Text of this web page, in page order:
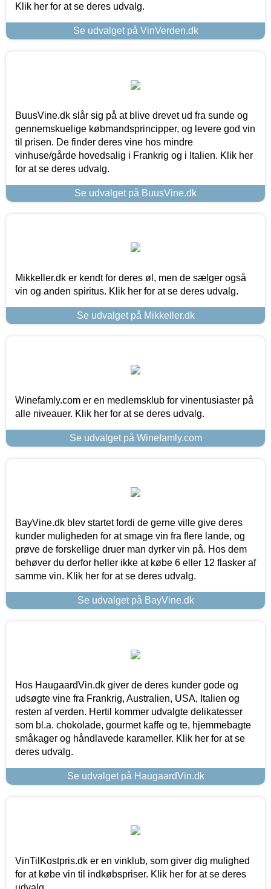
Klik her for at se deres udvalg.
Se udvalget på VinVerden.dk
BuusVine.dk slår sig på at blive drevet ud fra sunde og
gennemskuelige købmandsprincipper, og levere god vin
til prisen. De finder deres vine hos mindre
vinhuse/gårde hovedsalig i Frankrig og i Italien. Klik her
for at se deres udvalg.
Se udvalget på BuusVine.dk
Mikkeller.dk er kendt for deres øl, men de sælger også
vin og anden spiritus. Klik her for at se deres udvalg.
Se udvalget på Mikkeller.dk
Winefamly.com er en medlemsklub for vinentusiaster på
alle niveauer. Klik her for at se deres udvalg.
Se udvalget på Winefamly.com
BayVine.dk blev startet fordi de gerne ville give deres
kunder muligheden for at smage vin fra flere lande, og
prøve de forskellige druer man dyrker vin på. Hos dem
behøver du derfor heller ikke at købe 6 eller 12 flasker af
samme vin. Klik her for at se deres udvalg.
Se udvalget på BayVine.dk
Hos HaugaardVin.dk giver de deres kunder gode og
udsøgte vine fra Frankrig, Australien, USA, Italien og
resten af verden. Hertil kommer udvalgte delikatesser
som bl.a. chokolade, gourmet kaffe og te, hjemmebagte
småkager og håndlavede karameller. Klik her for at se
deres udvalg.
Se udvalget på HaugaardVin.dk
VinTilKostpris.dk er en vinklub, som giver dig mulighed
for at købe vin til indkøbspriser. Klik her for at se deres